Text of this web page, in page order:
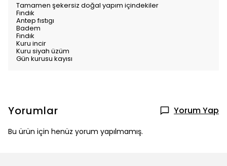
Tamamen şekersiz doğal yapım içindekiler
Fındık
Antep fıstıgı
Badem
Fındık
Kuru incir
Kuru siyah üzüm
Gün kurusu kayısı
Yorumlar Yorum Yap
Bu ürün için henüz yorum yapılmamış.